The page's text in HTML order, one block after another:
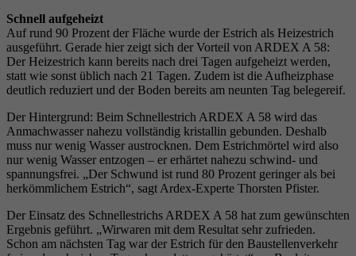
Schnell aufgeheizt
Auf rund 90 Prozent der Fläche wurde der Estrich als Heizestrich
ausgeführt. Gerade hier zeigt sich der Vorteil von ARDEX A 58:
Der Heizestrich kann bereits nach drei Tagen aufgeheizt werden,
statt wie sonst üblich nach 21 Tagen. Zudem ist die Aufheizphase
deutlich reduziert und der Boden bereits am neunten Tag belegereif.
Der Hintergrund: Beim Schnellestrich ARDEX A 58 wird das
Anmachwasser nahezu vollständig kristallin gebunden. Deshalb
muss nur wenig Wasser austrocknen. Dem Estrichmörtel wird also
nur wenig Wasser entzogen – er erhärtet nahezu schwind- und
spannungsfrei. „Der Schwund ist rund 80 Prozent geringer als bei
herkömmlichem Estrich“, sagt Ardex-Experte Thorsten Pfister.
Der Einsatz des Schnellestrichs ARDEX A 58 hat zum gewünschten
Ergebnis geführt. „Wirwaren mit dem Resultat sehr zufrieden.
Schon am nächsten Tag war der Estrich für den Baustellenverkehr